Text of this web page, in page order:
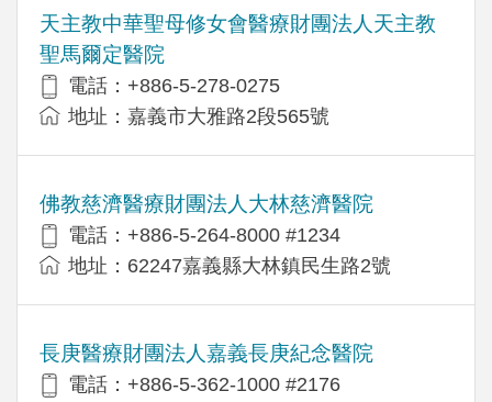
天主教中華聖母修女會醫療財團法人天主教
聖馬爾定醫院
電話：+886-5-278-0275
地址：嘉義市大雅路2段565號
佛教慈濟醫療財團法人大林慈濟醫院
電話：+886-5-264-8000 #1234
地址：62247嘉義縣大林鎮民生路2號
長庚醫療財團法人嘉義長庚紀念醫院
電話：+886-5-362-1000 #2176